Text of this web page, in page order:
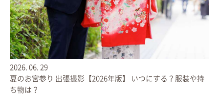
◎選べる３サイズ展開
ご家庭の本棚にあわせて、お好みのサイズをお選びいただけます。
Sサイズ・・・18.6cm × 18.6cm
Mサイズ・・・21.6cm × 21.6cm
2026. 06. 29
夏のお宮参り 出張撮影【2026年版】 いつにする？服装や持
ち物は？